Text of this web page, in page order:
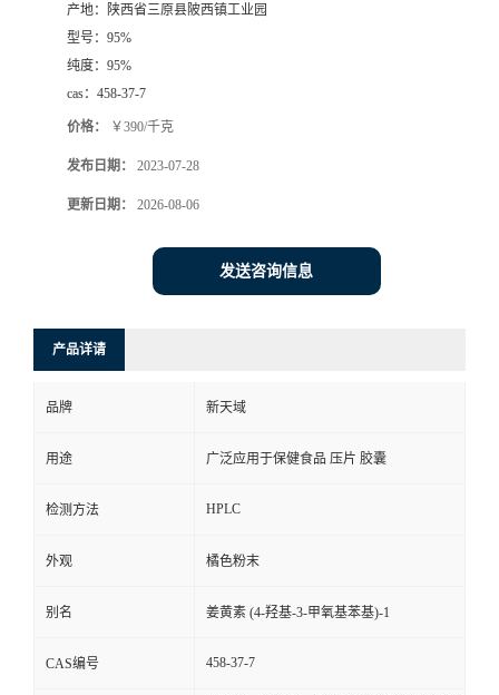
产地：
陕西省三原县陂西镇工业园
型号： 95%
纯度： 95%
cas： 458-37-7
价格： ￥390/千克
发布日期： 2023-07-28
更新日期： 2026-08-06
发送咨询信息
产品详请
品牌 新天域
用途 广泛应用于保健食品 压片 胶囊
检测方法 HPLC
外观 橘色粉末
别名 姜黄素 (4-羟基-3-甲氧基苯基)-1
CAS编号 458-37-7